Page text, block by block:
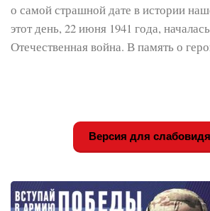
о самой страшной дате в истории
этот день, 22 июня 1941 года,
Отечественная война. В память о
Версия для